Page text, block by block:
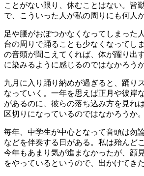
ことがない限り、休むことはない。皆
で、こういった人が私の周りにも何人か
足や腰がおぼつかなくなってしまった
台の周りで踊ることも少なくなってし
の音頭が聞こえてくれば、体が躍り出
に染みるように感じるのではなかろうか
九月に入り踊り納めが過ぎると、踊り
なっていく。一年を思えば正月や彼岸
があるのに、彼らの落ち込み方を見れ
区切りになっているのではなかろうか。
毎年、中学生が中心となって音頭は勿
などを伴奏する日がある。私は殆んど
今年もあまり気が進まなかったが、顔
をやっているというので、出かけてきた